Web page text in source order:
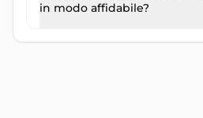
in modo affidabile?